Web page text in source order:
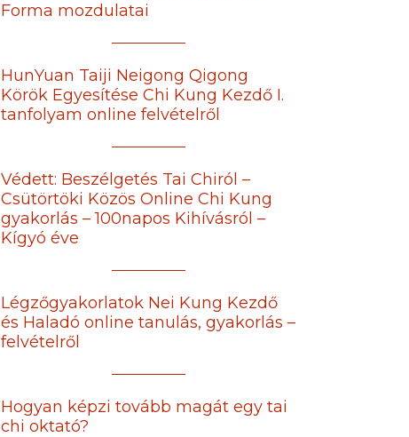
Forma mozdulatai
HunYuan Taiji Neigong Qigong
Körök Egyesítése Chi Kung Kezdő I.
tanfolyam online felvételről
Védett: Beszélgetés Tai Chiról –
Csütörtöki Közös Online Chi Kung
gyakorlás – 100napos Kihívásról –
Kígyó éve
Légzőgyakorlatok Nei Kung Kezdő
és Haladó online tanulás, gyakorlás –
felvételről
Hogyan képzi tovább magát egy tai
chi oktató?